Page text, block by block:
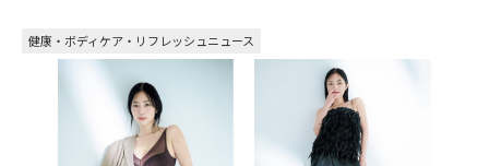
健康・ボディケア・リフレッシュニュース